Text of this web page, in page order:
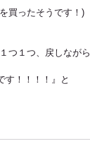
買ったそうです！)
つ１つ、戻しながら
す！！！！』と